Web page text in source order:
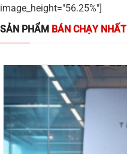
image_height="56.25%"]
SẢN PHẨM BÁN CHẠY NHẤT